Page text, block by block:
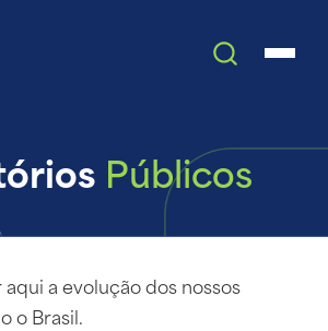
Públicos
a evolução dos nossos
o Brasil.